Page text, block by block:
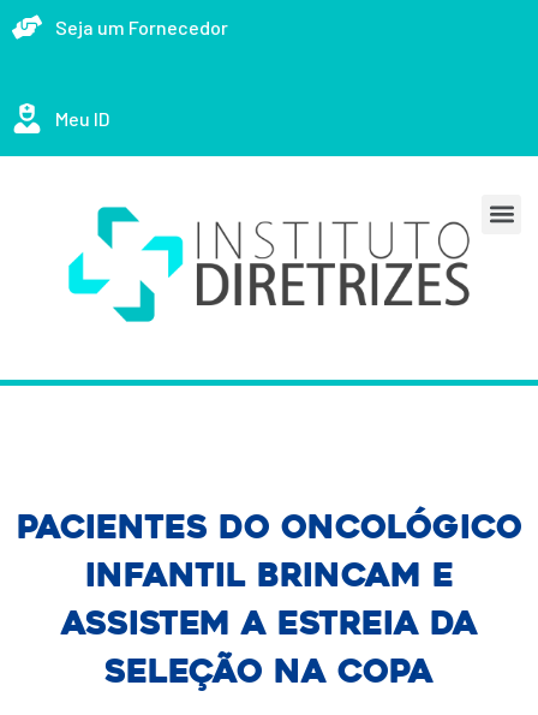
Seja um Fornecedor
Meu ID
Pacientes do Oncológico
Infantil brincam e
assistem a estreia da
seleção na Copa